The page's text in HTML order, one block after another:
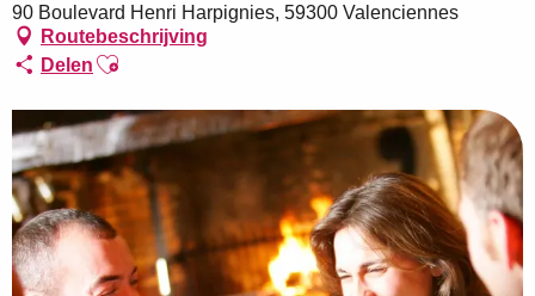
90 Boulevard Henri Harpignies, 59300 Valenciennes
Routebeschrijving
Delen Ajouter aux favoris